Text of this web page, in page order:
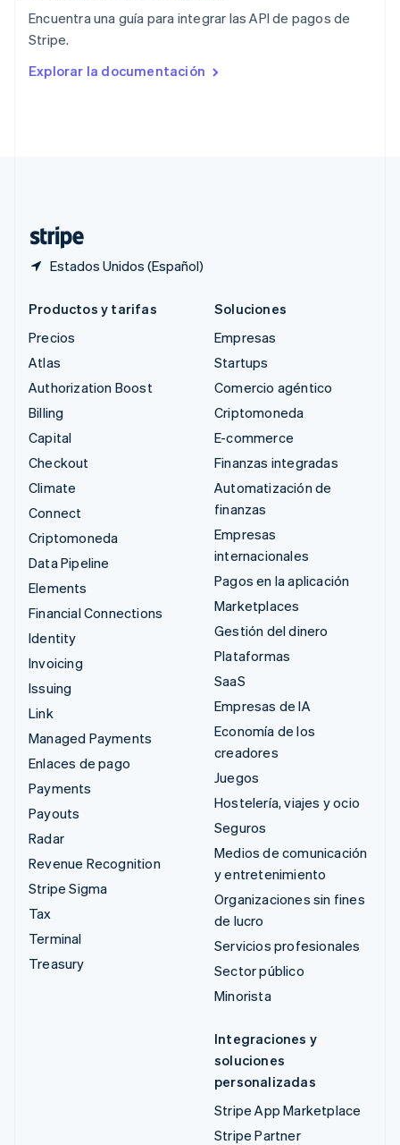
Encuentra una guía para integrar las API de pagos de
Stripe.
Explorar la documentación
Estados Unidos (Español)
República Checa
English
English
Productos y tarifas
Precios
Atlas
Authorization Boost
Billing
Capital
Checkout
Climate
Connect
Criptomoneda
Data Pipeline
Elements
Financial Connections
Identity
Invoicing
Issuing
Link
Managed Payments
Enlaces de pago
Payments
Payouts
Radar
Revenue Recognition
Stripe Sigma
Tax
Terminal
Treasury
Soluciones
Empresas
Startups
Comercio agéntico
Criptomoneda
E-commerce
Finanzas integradas
Automatización de
finanzas
Empresas
internacionales
Pagos en la aplicación
Marketplaces
Gestión del dinero
Plataformas
SaaS
Empresas de IA
Economía de los
creadores
Juegos
Hostelería, viajes y ocio
Seguros
Medios de comunicación
y entretenimiento
Organizaciones sin fines
de lucro
Servicios profesionales
Sector público
Minorista
Integraciones y
soluciones
personalizadas
Stripe App Marketplace
Stripe Partner